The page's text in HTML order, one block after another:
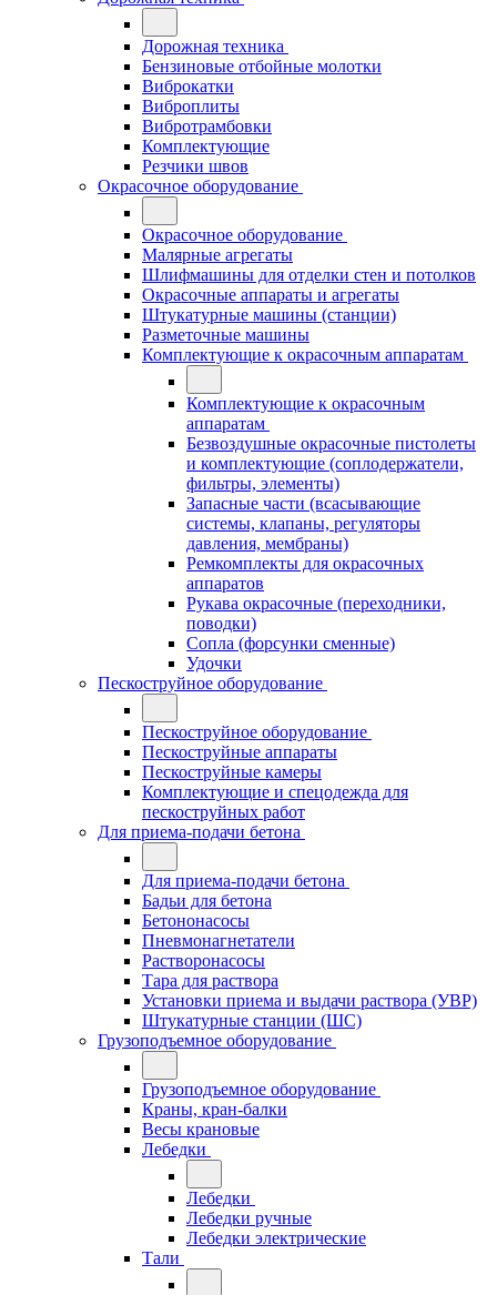
Дорожная техника
Бензиновые отбойные молотки
Виброкатки
Виброплиты
Вибротрамбовки
Комплектующие
Резчики швов
Окрасочное оборудование
Окрасочное оборудование
Малярные агрегаты
Шлифмашины для отделки стен и потолков
Окрасочные аппараты и агрегаты
Штукатурные машины (станции)
Разметочные машины
Комплектующие к окрасочным аппаратам
Комплектующие к окрасочным
аппаратам
Безвоздушные окрасочные пистолеты
и комплектующие (соплодержатели,
фильтры, элементы)
Запасные части (всасывающие
системы, клапаны, регуляторы
давления, мембраны)
Ремкомплекты для окрасочных
аппаратов
Рукава окрасочные (переходники,
поводки)
Сопла (форсунки сменные)
Удочки
Пескоструйное оборудование
Пескоструйное оборудование
Пескоструйные аппараты
Пескоструйные камеры
Комплектующие и спецодежда для
пескоструйных работ
Для приема-подачи бетона
Для приема-подачи бетона
Бадьи для бетона
Бетононасосы
Пневмонагнетатели
Растворонасосы
Тара для раствора
Установки приема и выдачи раствора (УВР)
Штукатурные станции (ШС)
Грузоподъемное оборудование
Грузоподъемное оборудование
Краны, кран-балки
Весы крановые
Лебедки
Лебедки
Лебедки ручные
Лебедки электрические
Тали